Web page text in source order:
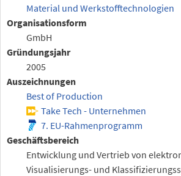
Material und Werkstofftechnologien
Organisationsform
GmbH
Gründungsjahr
2005
Auszeichnungen
Best of Production
Take Tech - Unternehmen
7. EU-Rahmenprogramm
Geschäftsbereich
Entwicklung und Vertrieb von
Visualisierungs- und